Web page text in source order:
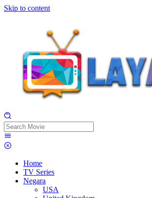
Skip to content
Home
TV Series
Negara
USA